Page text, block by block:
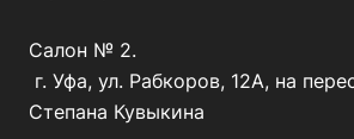
Салон № 2.
г. Уфа, ул. Рабкоров, 12А, на
Степана Кувыкина